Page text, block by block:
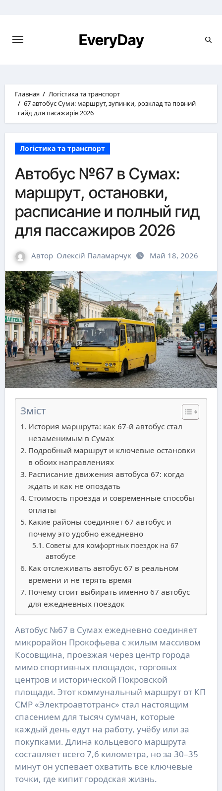
EveryDay
Главная
Логістика та транспорт
67 автобус Суми: маршрут, зупинки, розклад та повний
гайд для пасажирів 2026
Логістика та транспорт
Автобус №67 в Сумах:
маршрут, остановки,
расписание и полный гид
для пассажиров 2026
Автор Олексій Паламарчук Май 18, 2026
Зміст
История маршрута: как 67-й автобус стал
незаменимым в Сумах
Подробный маршрут и ключевые остановки
в обоих направлениях
Расписание движения автобуса 67: когда
ждать и как не опоздать
Стоимость проезда и современные способы
оплаты
Какие районы соединяет 67 автобус и
почему это удобно ежедневно
Советы для комфортных поездок на 67
автобусе
Как отслеживать автобус 67 в реальном
времени и не терять время
Почему стоит выбирать именно 67 автобус
для ежедневных поездок
Автобус №67 в Сумах ежедневно соединяет
микрорайон Прокофьева с жилым массивом
Косовщина, проезжая через центр города
мимо спортивных площадок, торговых
центров и исторической Покровской
площади. Этот коммунальный маршрут от КП
СМР «Электроавтотранс» стал настоящим
спасением для тысяч сумчан, которые
каждый день едут на работу, учёбу или за
покупками. Длина кольцевого маршрута
составляет всего 7,6 километра, но за 30–35
минут он успевает охватить все ключевые
точки, где кипит городская жизнь.